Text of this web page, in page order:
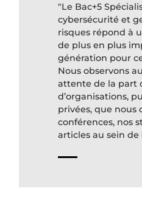
"Le Bac+5
cybersécurité et
risques répond à
de plus en plus
génération pour
Nous observons
attente de la part
d’organisations,
privées, que nous
conférences, nos
articles au sein de